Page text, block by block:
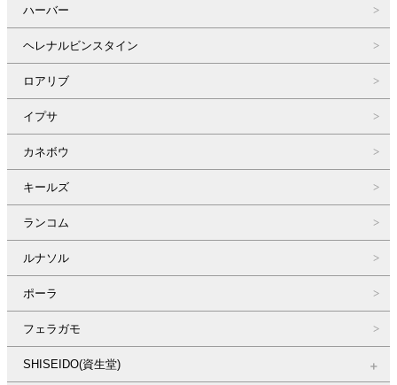
ハーバー
ヘレナルビンスタイン
ロアリブ
イプサ
カネボウ
キールズ
ランコム
ルナソル
ポーラ
フェラガモ
SHISEIDO(資生堂)